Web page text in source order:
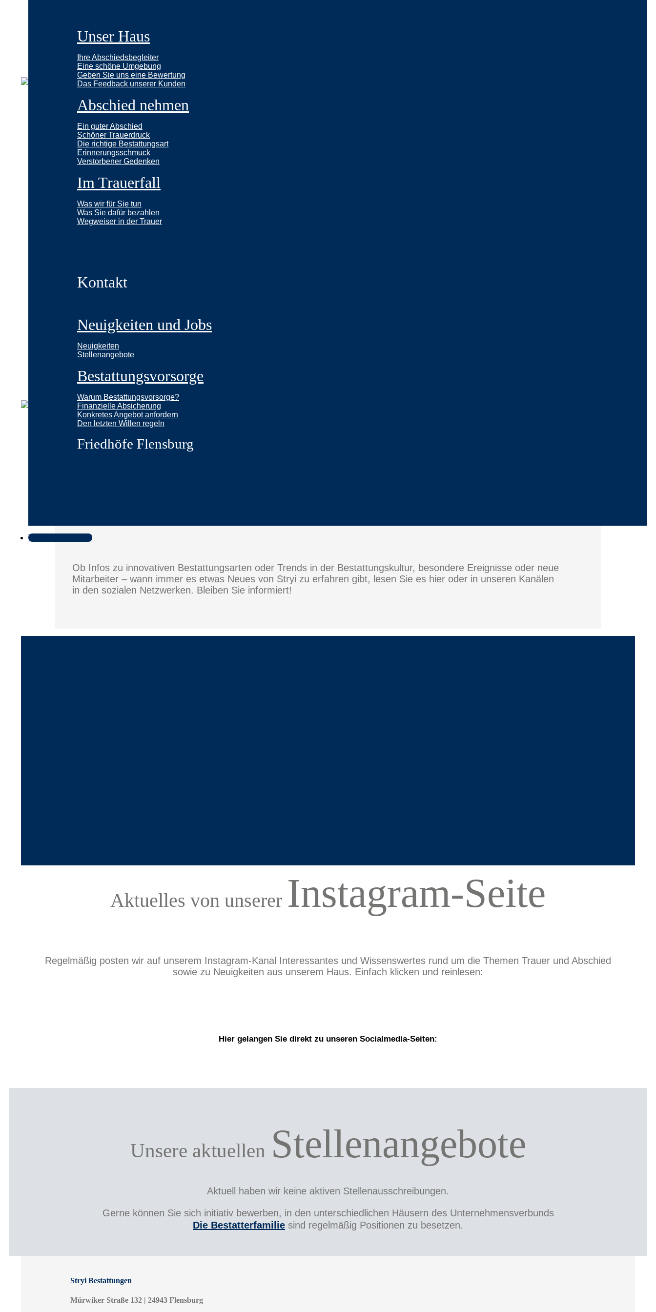
Unser Haus
Ihre Abschiedsbegleiter
Eine schöne Umgebung
Geben Sie uns eine Bewertung
Das Feedback unserer Kunden
Abschied nehmen
Ein guter Abschied
Schöner Trauerdruck
Die richtige Bestattungsart
Erinnerungsschmuck
Verstorbener Gedenken
Im Trauerfall
Was wir für Sie tun
Was Sie dafür bezahlen
Wegweiser in der Trauer
Kontakt
Neuigkeiten und Jobs
Neuigkeiten
Stellenangebote
Bestattungsvorsorge
Warum Bestattungsvorsorge?
Finanzielle Absicherung
Konkretes Angebot anfordern
Den letzten Willen regeln
Friedhöfe Flensburg
Tel. 0461 31 44 40
Ihre Chance auf interessante Perspektiven
Ob Infos zu innovativen Bestattungsarten oder Trends in der Bestattungskultur, besondere Ereignisse oder neue
Mitarbeiter – wann immer es etwas Neues von Stryi zu erfahren gibt, lesen Sie es hier oder in unseren Kanälen
in den sozialen Netzwerken. Bleiben Sie informiert!
Aktuelles von unserer Instagram-Seite
Regelmäßig posten wir auf unserem Instagram-Kanal Interessantes und Wissenswertes rund um die Themen Trauer und Abschied
sowie zu Neuigkeiten aus unserem Haus. Einfach klicken und reinlesen:
Hier gelangen Sie direkt zu unseren Socialmedia-Seiten:
Unsere aktuellen Stellenangebote
Aktuell haben wir keine aktiven Stellenausschreibungen.
Gerne können Sie sich initiativ bewerben, in den unterschiedlichen Häusern des Unternehmensverbunds
Die Bestatterfamilie sind regelmäßig Positionen zu besetzen.
Stryi Bestattungen
Mürwiker Straße 132 | 24943 Flensburg